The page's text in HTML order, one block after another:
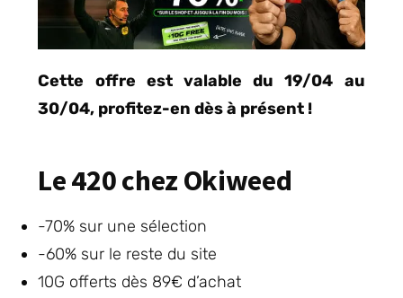
Cette offre est valable du 19/04 au
30/04, profitez-en dès à présent !
Le 420 chez Okiweed
-70% sur une sélection
-60% sur le reste du site
10G offerts dès 89€ d’achat